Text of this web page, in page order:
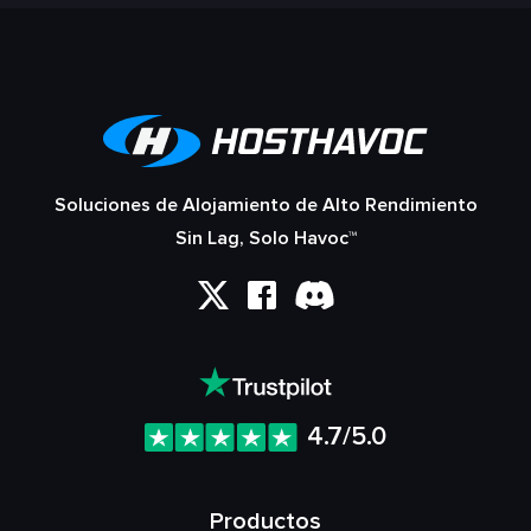
Soluciones de Alojamiento de Alto Rendimiento
Sin Lag, Solo Havoc™
4.7/5.0
Productos